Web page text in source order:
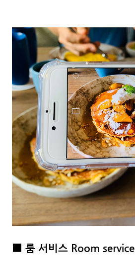
룸 서비스 Room service